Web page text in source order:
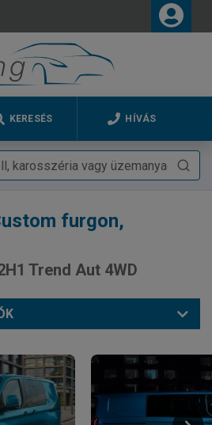
KERESÉS HÍVÁS
furgon,
Trend Aut 4WD